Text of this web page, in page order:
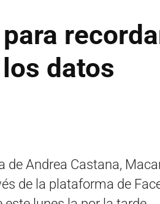
datos
de Andrea Castana,
de la plataforma de